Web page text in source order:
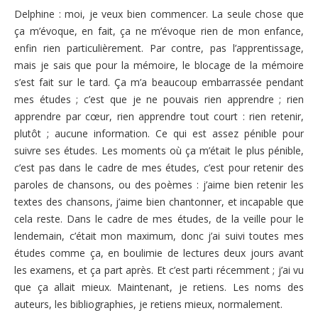
Delphine : moi, je veux bien commencer. La seule chose que
ça m’évoque, en fait, ça ne m’évoque rien de mon enfance,
enfin rien particulièrement. Par contre, pas l’apprentissage,
mais je sais que pour la mémoire, le blocage de la mémoire
s’est fait sur le tard. Ça m’a beaucoup embarrassée pendant
mes études ; c’est que je ne pouvais rien apprendre ; rien
apprendre par cœur, rien apprendre tout court : rien retenir,
plutôt ; aucune information. Ce qui est assez pénible pour
suivre ses études. Les moments où ça m’était le plus pénible,
c’est pas dans le cadre de mes études, c’est pour retenir des
paroles de chansons, ou des poèmes : j’aime bien retenir les
textes des chansons, j’aime bien chantonner, et incapable que
cela reste. Dans le cadre de mes études, de la veille pour le
lendemain, c’était mon maximum, donc j’ai suivi toutes mes
études comme ça, en boulimie de lectures deux jours avant
les examens, et ça part après. Et c’est parti récemment ; j’ai vu
que ça allait mieux. Maintenant, je retiens. Les noms des
auteurs, les bibliographies, je retiens mieux, normalement.